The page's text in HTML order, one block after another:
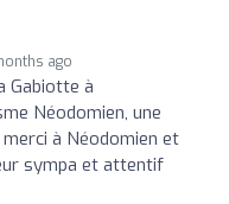
ago
Gabiotte à
Néodomien, une
à Néodomien et
sympa et attentif